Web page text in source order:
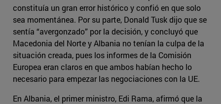
constituía un gran error histórico y confió en que solo
sea momentánea. Por su parte, Donald Tusk dijo que se
sentía “avergonzado” por la decisión, y concluyó que
Macedonia del Norte y Albania no tenían la culpa de la
situación creada, pues los informes de la Comisión
Europea eran claros en que ambos habían hecho lo
necesario para empezar las negociaciones con la UE.
En Albania, el primer ministro, Edi Rama, afirmó que la